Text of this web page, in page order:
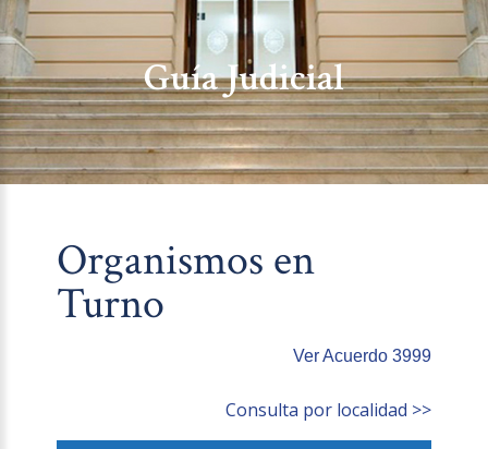
Guía Judicial
Organismos en
Turno
Ver Acuerdo 3999
Consulta por localidad >>